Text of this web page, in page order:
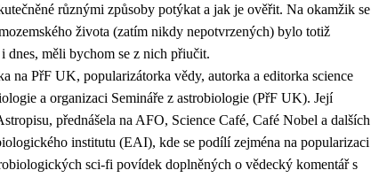
různými způsoby potýkat a jak je ověřit. Na okamžik se
života (zatím nikdy nepotvrzených) bylo totiž
dnes, měli bychom se z nich přiučit.
PřF UK, popularizátorka vědy, autorka a editorka science
a organizaci Semináře z astrobiologie (PřF UK). Její
přednášela na AFO, Science Café, Café Nobel a dalších
institutu (EAI), kde se podílí zejména na popularizaci
sci-fi povídek doplněných o vědecký komentář s